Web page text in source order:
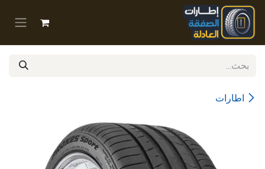
تخطي للذهاب إلى المحتوى
اطارات